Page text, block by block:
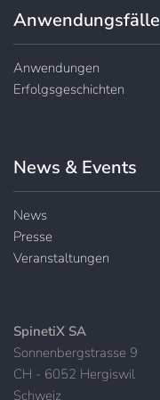
Anwendungsfälle
Anwendungen
Erfolgsgeschichten
News & Events
News
Presse
Veranstaltungen
SpinetiX SA
Sonnenbergstrasse 9
CH - 6052 Hergiswil
Schweiz